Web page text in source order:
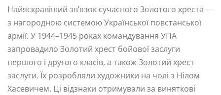
Найяскравіший зв’язок сучасного Золотого хреста —
з нагородною системою Української повстанської
армії. У 1944–1945 роках командування УПА
запровадило Золотий хрест бойової заслуги
першого і другого класів, а також Золотий хрест
заслуги. Їх розробляли художники на чолі з Нілом
Хасевичем. Ці відзнаки отримували за виняткові